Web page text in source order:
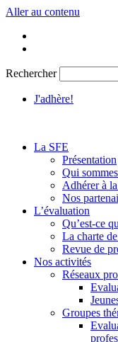
Aller au contenu
Rechercher
J'adhère!
La SFE
Présentation
Qui
Adhérer à
Nos
L’évaluation
Qu’est-ce
La charte
Revue de
Nos activités
Réseaux
Groupes